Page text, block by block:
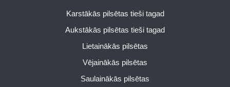
Karstākās pilsētas tieši tagad
Aukstākās pilsētas tieši tagad
Lietainākās pilsētas
Vējainākās pilsētas
Saulainākās pilsētas